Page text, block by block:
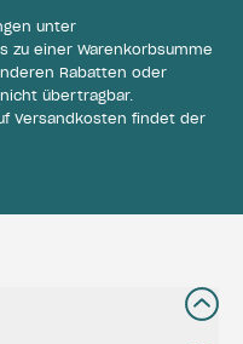
unter
zu einer Warenkorbsumme
Rabatten oder
übertragbar.
Versandkosten findet der